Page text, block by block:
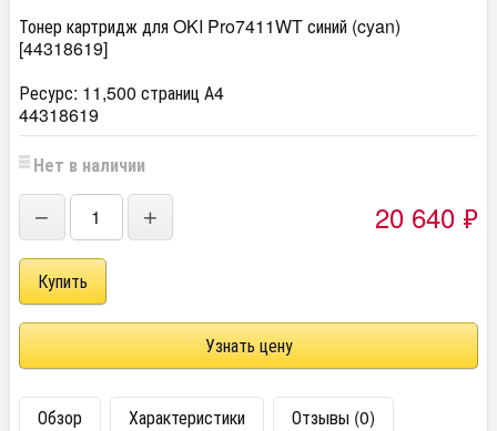
Тонер картридж для OKI Pro7411WT синий (cyan)
[44318619]
Ресурс: 11,500 страниц А4
44318619
Нет в наличии
− + 20 640 ₽
Узнать цену
Обзор Характеристики
Отзывы (0)